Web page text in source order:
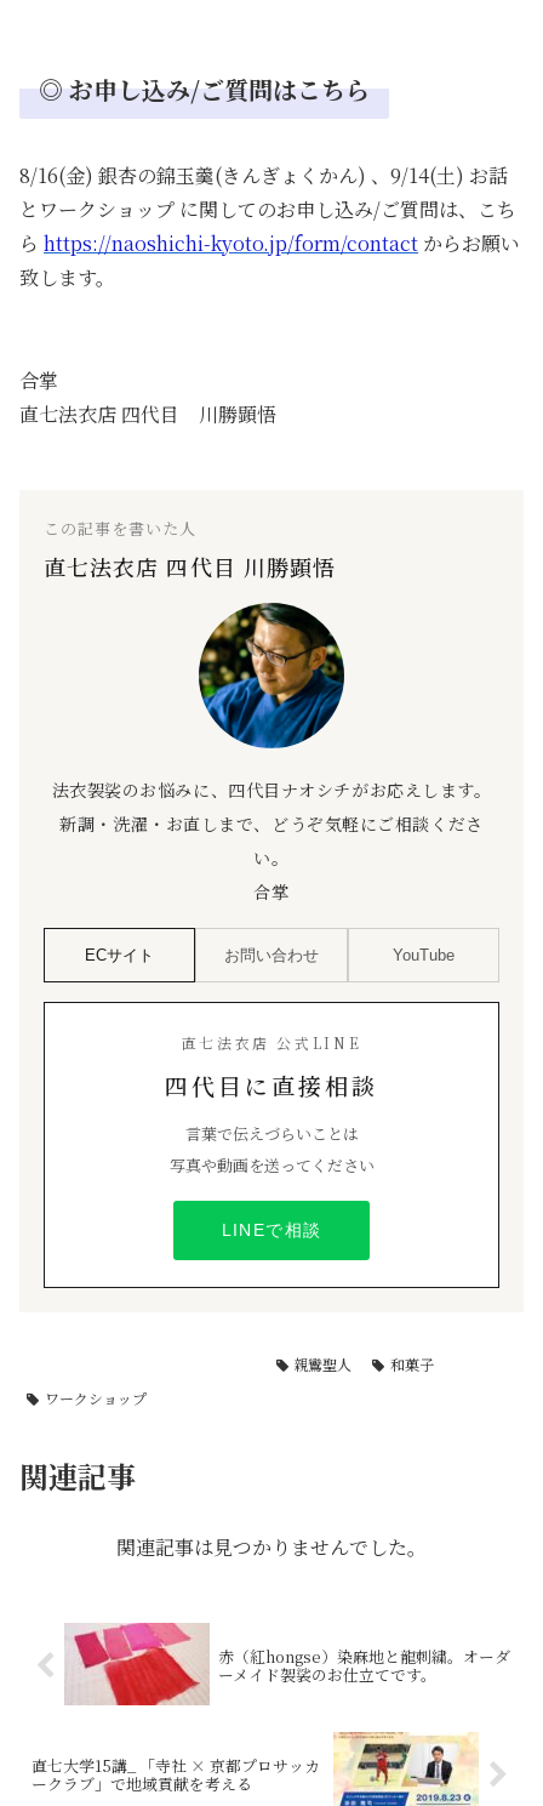
◎ お申し込み/ご質問はこちら
8/16(金) 銀杏の錦玉羹(きんぎょくかん) 、9/14(土) お話
とワークショップ に関してのお申し込み/ご質問は、こち
ら https://naoshichi-kyoto.jp/form/contact からお願い
致します。
合掌
直七法衣店 四代目 川勝顕悟
この記事を書いた人
直七法衣店 四代目 川勝顕悟
法衣袈裟のお悩みに、四代目ナオシチがお応えします。
新調・洗濯・お直しまで、どうぞ気軽にご相談くださ
い。
合掌
ECサイト お問い合わせ YouTube
直七法衣店 公式LINE
四代目に直接相談
言葉で伝えづらいことは
写真や動画を送ってください
LINEで相談
親鸞聖人
和菓子
ワークショップ
関連記事
関連記事は見つかりませんでした。
赤（紅hongse）染麻地と龍刺繍。オーダ
ーメイド袈裟のお仕立てです。
直七大学15講_ 「寺社 × 京都プロサッカ
ークラブ」で地域貢献を考える